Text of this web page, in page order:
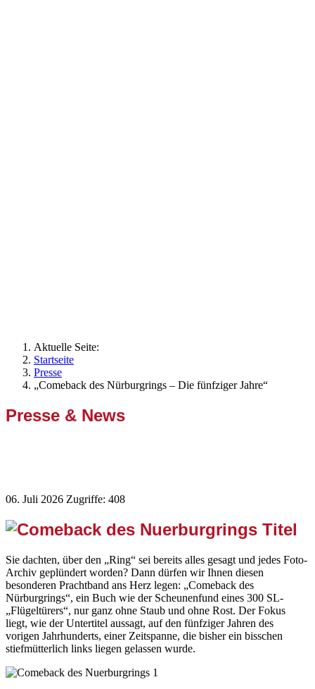
Aktuelle Seite:
Startseite
Presse
„Comeback des Nürburgrings – Die fünfziger Jahre“
Presse & News
06. Juli 2026 Zugriffe: 408
Sie dachten, über den „Ring“ sei bereits alles gesagt und jedes Foto-
Archiv geplündert worden? Dann dürfen wir Ihnen diesen
besonderen Prachtband ans Herz legen: „Comeback des
Nürburgrings“, ein Buch wie der Scheunenfund eines 300 SL-
„Flügeltürers“, nur ganz ohne Staub und ohne Rost. Der Fokus
liegt, wie der Untertitel aussagt, auf den fünfziger Jahren des
vorigen Jahrhunderts, einer Zeitspanne, die bisher ein bisschen
stiefmütterlich links liegen gelassen wurde.